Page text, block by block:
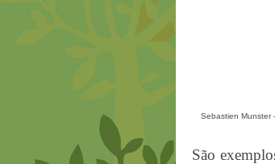
Sebastien Munster -
São